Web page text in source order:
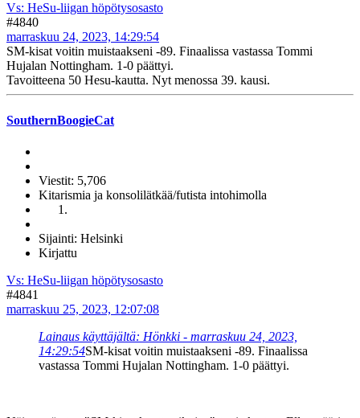
Vs: HeSu-liigan höpötysosasto
#4840
marraskuu 24, 2023, 14:29:54
SM-kisat voitin muistaakseni -89. Finaalissa vastassa Tommi
Hujalan Nottingham. 1-0 päättyi.
Tavoitteena 50 Hesu-kautta. Nyt menossa 39. kausi.
SouthernBoogieCat
Viestit: 5,706
Kitarismia ja konsolilätkää/futista intohimolla
Sijainti: Helsinki
Kirjattu
Vs: HeSu-liigan höpötysosasto
#4841
marraskuu 25, 2023, 12:07:08
Lainaus käyttäjältä: Hönkki - marraskuu 24, 2023,
14:29:54SM-kisat voitin muistaakseni -89. Finaalissa
vastassa Tommi Hujalan Nottingham. 1-0 päättyi.